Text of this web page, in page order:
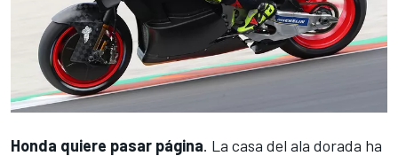
Honda quiere pasar página. La casa del ala dorada ha